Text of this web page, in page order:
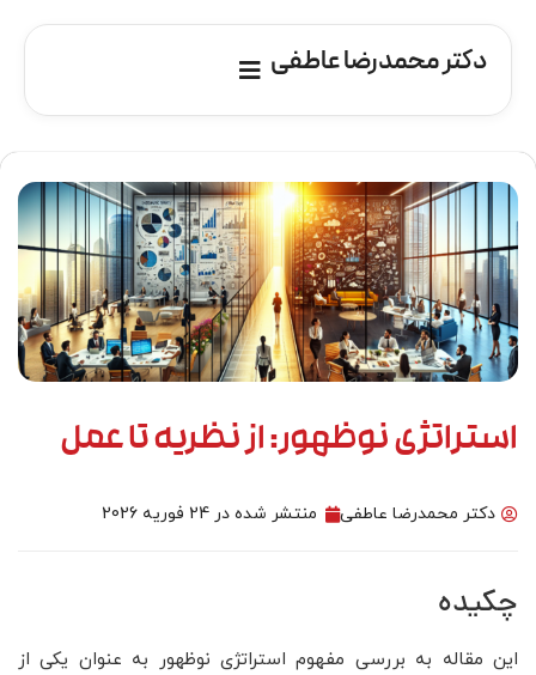
دکتر محمدرضا عاطفی
استراتژی نوظهور: از نظریه تا عمل
دکتر محمدرضا عاطفی منتشر شده در 24 فوریه 2026
چکیده
این مقاله به بررسی مفهوم استراتژی نوظهور به عنوان یکی از